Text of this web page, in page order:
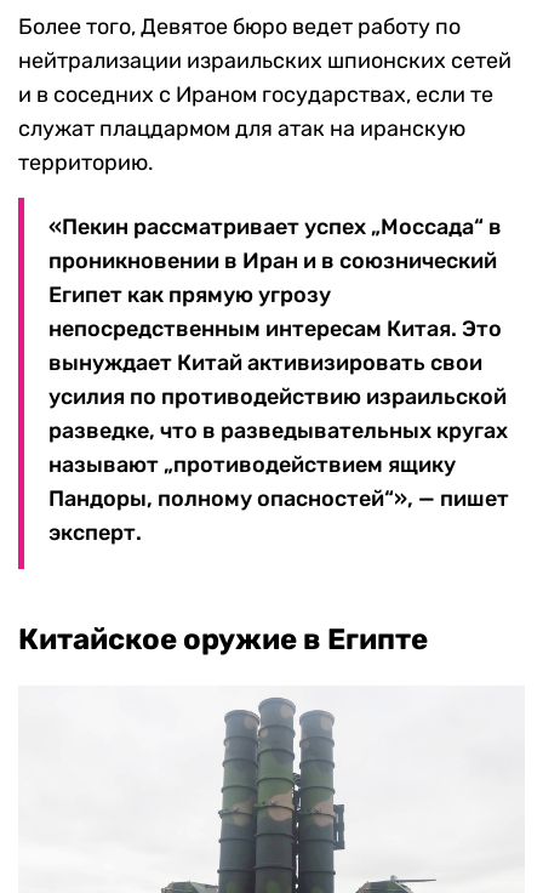
Более того, Девятое бюро ведет работу по
нейтрализации израильских шпионских сетей
и в соседних с Ираном государствах, если те
служат плацдармом для атак на иранскую
территорию.
«Пекин рассматривает успех „Моссада“ в
проникновении в Иран и в союзнический
Египет как прямую угрозу
непосредственным интересам Китая. Это
вынуждает Китай активизировать свои
усилия по противодействию израильской
разведке, что в разведывательных кругах
называют „противодействием ящику
Пандоры, полному опасностей“», — пишет
эксперт.
Китайское оружие в Египте